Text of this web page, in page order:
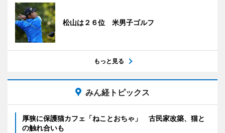
松山は２６位 米男子ゴルフ
もっと見る
みん経トピックス
厚狭に保護猫カフェ「ねことおちゃ」 古民家改築、猫と
の触れ合いも